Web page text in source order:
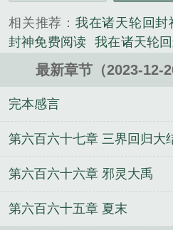
低语天...
《我在诸天轮回封神》是封
相关推荐： 我在诸天轮回封
封神免费阅读
我在诸天轮
封神起点中文网
我在诸天
我在诸天轮回封神百科
回者免费
天123 我在诸天轮回封神人
封神封七月 我在诸天轮回
在诸天轮回封神封七月txt
最新章节（2023-12-
完本感言
第六百六十七章 三界回归大
第六百六十六章 邪灵大禹
第六百六十五章 夏末